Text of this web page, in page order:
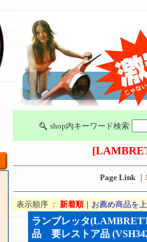
shop内キーワード検索
Page Link｜
表示順序 ： 新着順｜ お薦め商品を
ランブレッタ
品 要レストア品